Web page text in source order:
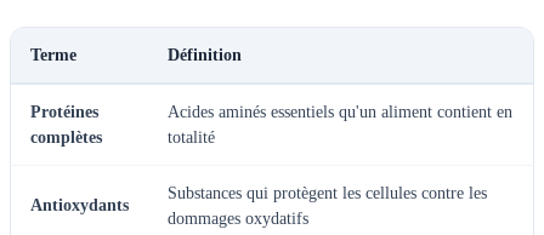
Terme Définition
Protéines
complètes
Acides aminés essentiels qu'un aliment contient en
totalité
Antioxydants
Substances qui protègent les cellules contre les
dommages oxydatifs